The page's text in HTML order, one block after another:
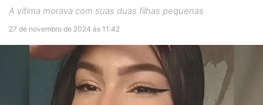
A vítima morava com suas duas filhas pequenas
27 de novembro de 2024 às 11:42